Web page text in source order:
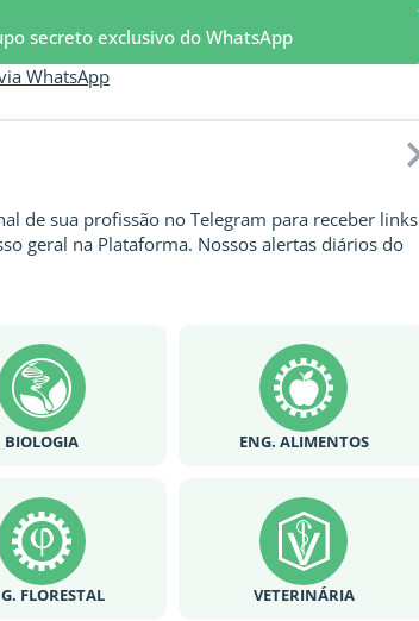
secreto exclusivo do WhatsApp
WhatsApp
de sua profissão no Telegram para receber links
geral na Plataforma. Nossos alertas diários do
BIOLOGIA ENG. ALIMENTOS
FLORESTAL VETERINÁRIA